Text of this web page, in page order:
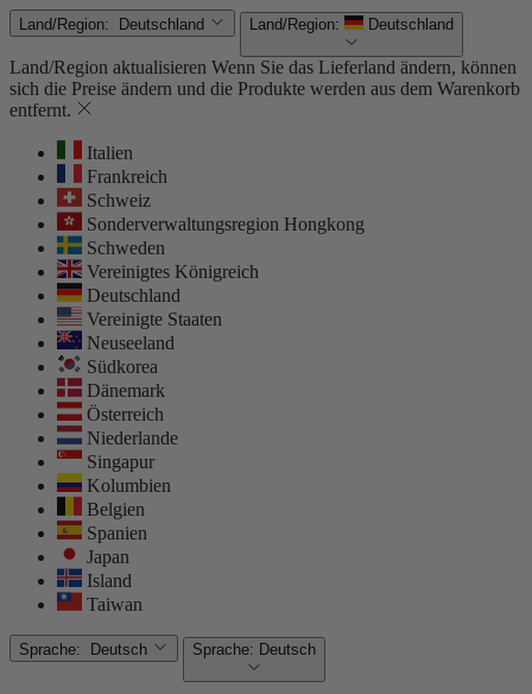
Land/Region: Deutschland Land/Region: Deutschland
Land/Region aktualisieren Wenn Sie das Lieferland ändern, können
sich die Preise ändern und die Produkte werden aus dem Warenkorb
entfernt.
Italien
Frankreich
Schweiz
Sonderverwaltungsregion Hongkong
Schweden
Vereinigtes Königreich
Deutschland
Vereinigte Staaten
Neuseeland
Südkorea
Dänemark
Österreich
Niederlande
Singapur
Kolumbien
Belgien
Spanien
Japan
Island
Taiwan
Sprache: Deutsch Sprache: Deutsch